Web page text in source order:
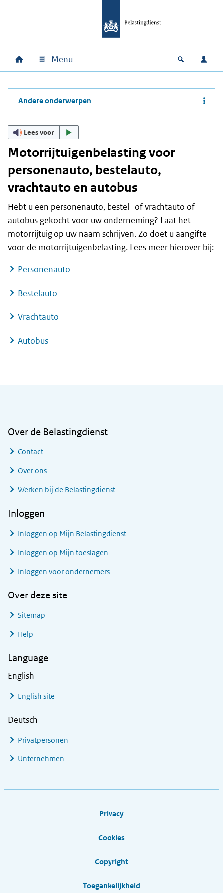
Hoofdnavigatie
Home Menu Open
Andere onderwerpen
Lees voor
Motorrijtuigenbelasting voor
personenauto, bestelauto,
vrachtauto en autobus
Hebt u een personenauto, bestel- of vrachtauto of
autobus gekocht voor uw onderneming? Laat het
motorrijtuig op uw naam schrijven. Zo doet u aangifte
voor de motorrijtuigenbelasting. Lees meer hierover bij:
Personenauto
Bestelauto
Vrachtauto
Autobus
Over de Belastingdienst
Contact
Over ons
Werken bij de Belastingdienst
Inloggen
Inloggen op Mijn Belastingdienst
Inloggen op Mijn toeslagen
Inloggen voor ondernemers
Over deze site
Sitemap
Help
Language
English
English site
Deutsch
Privatpersonen
Unternehmen
Privacy
Cookies
Copyright
Toegankelijkheid